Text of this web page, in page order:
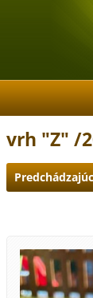
vrh "Z" /